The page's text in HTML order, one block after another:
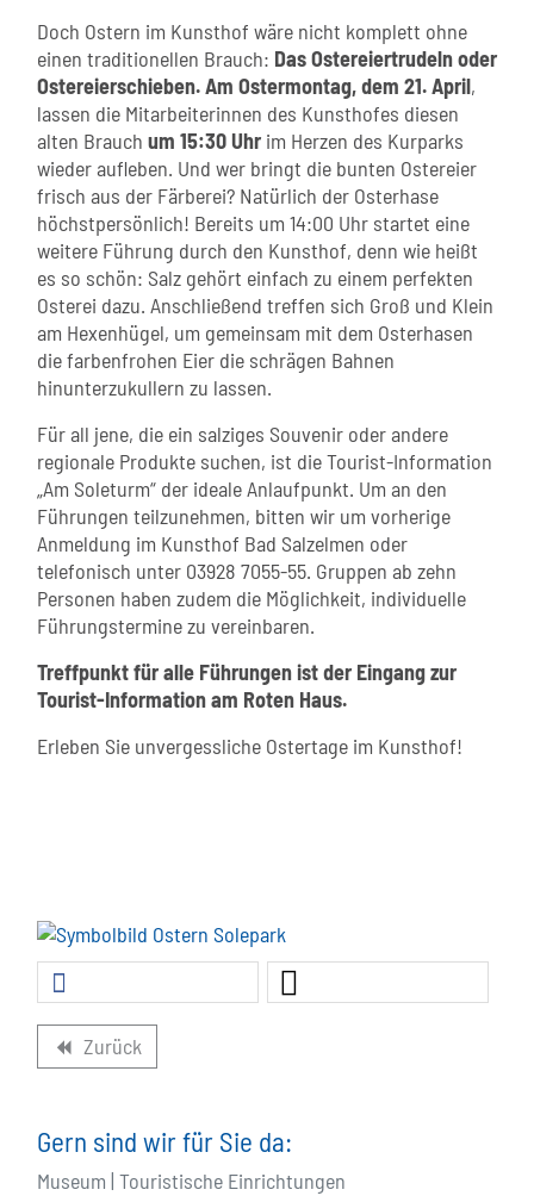
Doch Ostern im Kunsthof wäre nicht komplett ohne
einen traditionellen Brauch: Das Ostereiertrudeln oder
Ostereierschieben. Am Ostermontag, dem 21. April,
lassen die Mitarbeiterinnen des Kunsthofes diesen
alten Brauch um 15:30 Uhr im Herzen des Kurparks
wieder aufleben. Und wer bringt die bunten Ostereier
frisch aus der Färberei? Natürlich der Osterhase
höchstpersönlich! Bereits um 14:00 Uhr startet eine
weitere Führung durch den Kunsthof, denn wie heißt
es so schön: Salz gehört einfach zu einem perfekten
Osterei dazu. Anschließend treffen sich Groß und Klein
am Hexenhügel, um gemeinsam mit dem Osterhasen
die farbenfrohen Eier die schrägen Bahnen
hinunterzukullern zu lassen.
Für all jene, die ein salziges Souvenir oder andere
regionale Produkte suchen, ist die Tourist-Information
„Am Soleturm“ der ideale Anlaufpunkt. Um an den
Führungen teilzunehmen, bitten wir um vorherige
Anmeldung im Kunsthof Bad Salzelmen oder
telefonisch unter 03928 7055-55. Gruppen ab zehn
Personen haben zudem die Möglichkeit, individuelle
Führungstermine zu vereinbaren.
Treffpunkt für alle Führungen ist der Eingang zur
Tourist-Information am Roten Haus.
Erleben Sie unvergessliche Ostertage im Kunsthof!
backward Zurück
Gern sind wir für Sie da:
Museum | Touristische Einrichtungen